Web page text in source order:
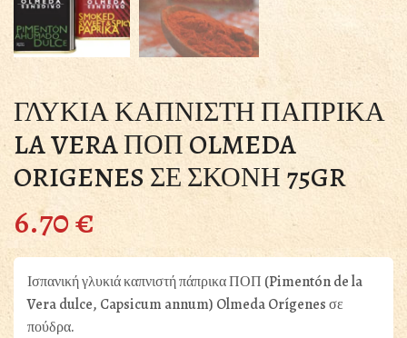
ΓΛΥΚΙΑ ΚΑΠΝΙΣΤΗ ΠΑΠΡΙΚΑ
LA VERA ΠΟΠ OLMEDA
ORIGENES ΣΕ ΣΚΟΝΗ 75GR
6.70€
Ισπανική γλυκιά καπνιστή πάπρικα ΠΟΠ (Pimentón de la
Vera dulce, Capsicum annum) Olmeda Orígenes σε
πούδρα.